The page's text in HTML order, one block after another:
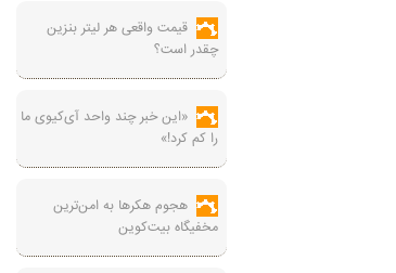
قیمت واقعی هر لیتر بنزین
چقدر است؟
«این خبر چند واحد آی‌کیوی ما
را کم کرد!»
هجوم هکرها به امن‌ترین
مخفیگاه بیت‌کوین